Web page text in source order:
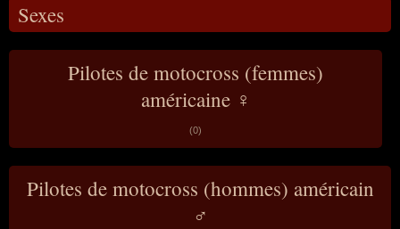
Sexes
Pilotes de motocross (femmes)
américaine ♀
(0)
Pilotes de motocross (hommes) américain
♂